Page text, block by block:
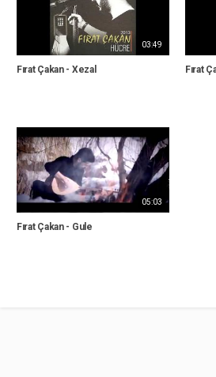
03:49
Fırat Çakan - Xezal Fırat
05:03
Fırat Çakan - Gule